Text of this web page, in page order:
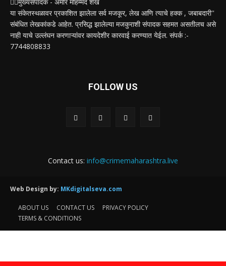
या संकेतस्थळावर प्रकाशित झालेला सर्व मजकूर, लेख आणि त्याचे हक्क , जबाबदारी''
संबंधित लेखकांकडे आहेत. प्रसिद्ध झालेल्या मजकुराशी संपादक सहमत असतीलच असे
नाही याचे उल्लंघन करणाऱ्यांवर कायदेशीर कारवाई करण्यात येईल. संपर्क :-
7744808833
FOLLOW US
Contact us: info@crimemaharashtra.live
Web Design by: MKdigitalseva.com
ABOUT US CONTACT US
PRIVACY POLICY
TERMS & CONDITIONS